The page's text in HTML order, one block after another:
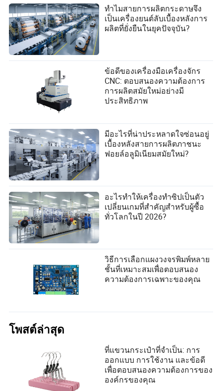
ทำไมสายการผลิตกระดาษจึง
เป็นเครื่องยนต์ลับเบื้องหลังการ
ผลิตที่ยั่งยืนในยุคปัจจุบัน?
ข้อดีของเครื่องมือเครื่องจักร
CNC: ตอบสนองความต้องการ
การผลิตสมัยใหม่อย่างมี
ประสิทธิภาพ
มีอะไรที่น่าประหลาดใจซ่อนอยู่
เบื้องหลังสายการผลิตภาชนะ
ฟอยล์อลูมิเนียมสมัยใหม่?
อะไรทำให้เครื่องทำซิปเป็นตัว
เปลี่ยนเกมที่สำคัญสำหรับผู้ซื้อ
ทั่วโลกในปี 2026?
วิธีการเลือกแผงวงจรพิมพ์หลาย
ชั้นที่เหมาะสมเพื่อตอบสนอง
ความต้องการเฉพาะของคุณ
โพสต์ล่าสุด
ที่แขวนกระเป๋าที่จำเป็น: การ
ออกแบบ การใช้งาน และข้อดี
เพื่อตอบสนองความต้องการของ
องค์กรของคุณ